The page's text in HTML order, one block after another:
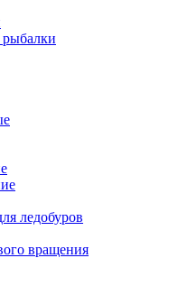
ледобуров
вращения